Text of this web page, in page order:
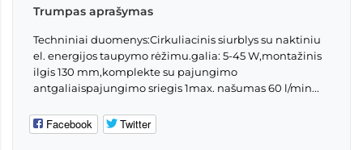
Trumpas aprašymas
Techniniai duomenys:Cirkuliacinis siurblys su naktiniu
el. energijos taupymo rėžimu.galia: 5-45 W,montažinis
ilgis 130 mm,komplekte su pajungimo
antgaliaispajungimo sriegis 1max. našumas 60 l/min...
Facebook Twitter